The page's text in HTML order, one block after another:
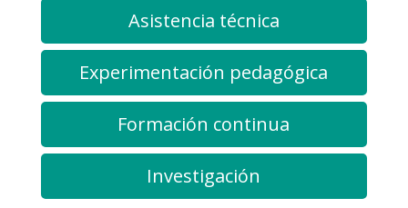
Asistencia técnica
Experimentación pedagógica
Formación continua
Investigación